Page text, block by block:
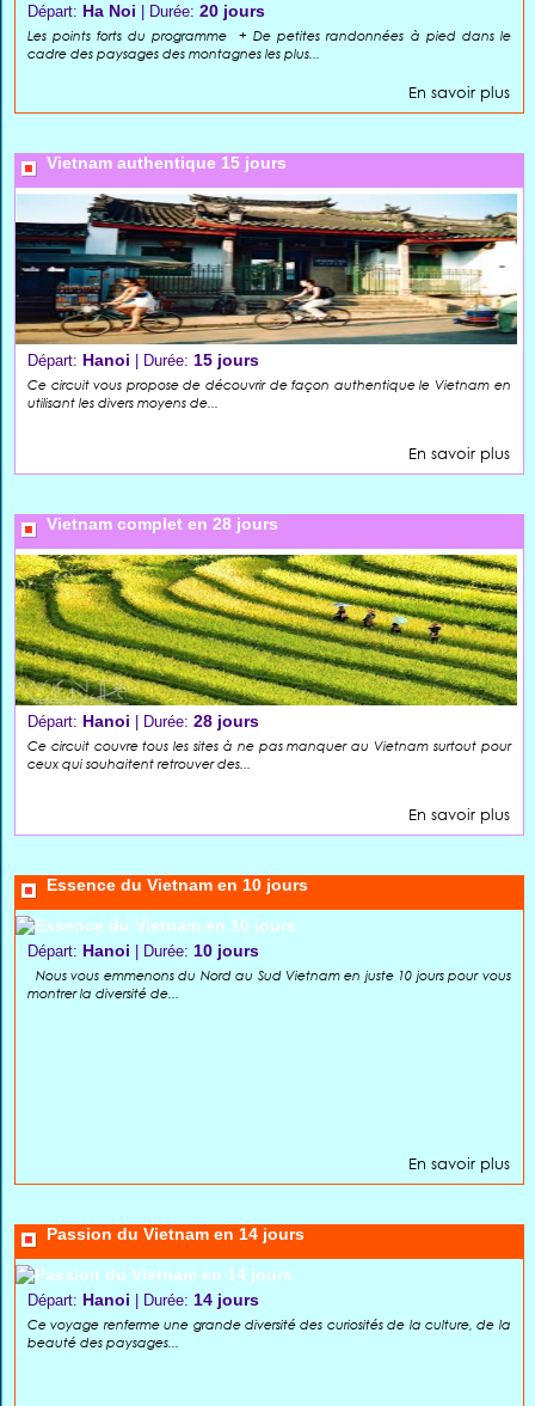
Départ: Ha Noi | Durée: 20 jours
Les points forts du programme + De petites randonnées à pied dans le
cadre des paysages des montagnes les plus...
En savoir plus
Vietnam authentique 15 jours
Départ: Hanoi | Durée: 15 jours
Ce circuit vous propose de découvrir de façon authentique le Vietnam en
utilisant les divers moyens de...
En savoir plus
Vietnam complet en 28 jours
Départ: Hanoi | Durée: 28 jours
Ce circuit couvre tous les sites à ne pas manquer au Vietnam surtout pour
ceux qui souhaitent retrouver des...
En savoir plus
Essence du Vietnam en 10 jours
Départ: Hanoi | Durée: 10 jours
Nous vous emmenons du Nord au Sud Vietnam en juste 10 jours pour vous
montrer la diversité de...
En savoir plus
Passion du Vietnam en 14 jours
Départ: Hanoi | Durée: 14 jours
Ce voyage renferme une grande diversité des curiosités de la culture, de la
beauté des paysages...